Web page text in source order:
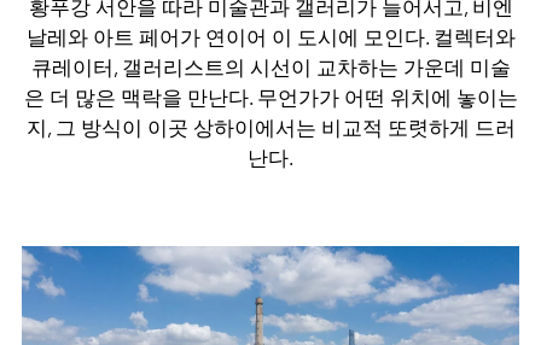
황푸강 서안을 따라 미술관과 갤러리가 늘어서고, 비엔
날레와 아트 페어가 연이어 이 도시에 모인다. 컬렉터와
큐레이터, 갤러리스트의 시선이 교차하는 가운데 미술
은 더 많은 맥락을 만난다. 무언가가 어떤 위치에 놓이는
지, 그 방식이 이곳 상하이에서는 비교적 또렷하게 드러
난다.